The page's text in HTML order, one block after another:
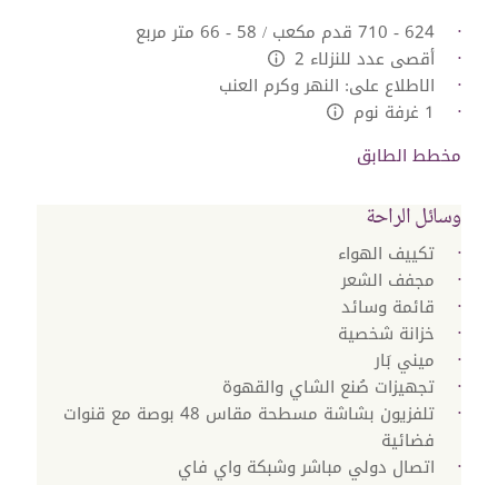
624 - 710 قدم مكعب / 58 - 66 متر مربع
أقصى عدد للنزلاء 2
الاطلاع على: النهر وكرم العنب
1 غرفة نوم
مخطط الطابق
وسائل الراحة
تكييف الهواء
مجفف الشعر
قائمة وسائد
خزانة شخصية
ميني بَار
تجهيزات صُنع الشاي والقهوة
تلفزيون بشاشة مسطحة مقاس 48 بوصة مع قنوات
فضائية
اتصال دولي مباشر وشبكة واي فاي